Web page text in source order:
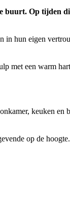
Op tijden
hun eigen
met een warm
keuken en
op de hoogte.